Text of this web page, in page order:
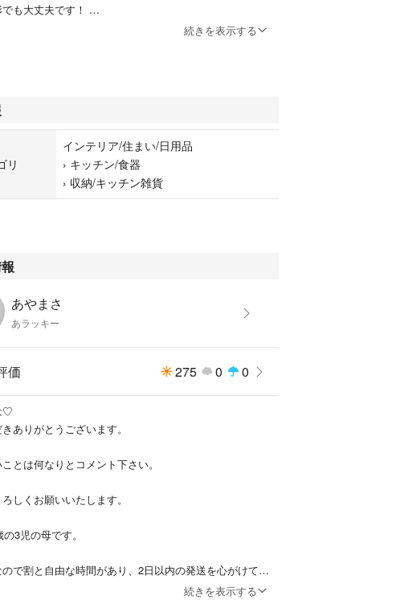
も大丈夫です！
約35㎜
らお選びいただけます♫
ブオイル シーザードレッシング みりん しょうが 鶏がら
グラニュー糖 サラダ油 胡麻ドレッシング はちみつ バタ
味の素 だし サウザンドドレッシング オイスターソース
ローブ ポン酢 しょうゆ ソース ケチャップ コンソメ バジ
薄口しょうゆ ウスターソース 焼き肉のたれ 豆板醤 青の
レッシング 玉ねぎドレッシング 胡麻油 お好み焼きソー
リ 黒こしょう コリアンダー とうかつソース バルサミコ
可能(新規10枚以上変更がある場合は+100円になります)
作成は1種類につき＋100円
兼用 耐光&耐水透明フィルムにレーザープリンターで印刷
続きを表示する
リ
インテリア/住まい/日用品
› キッチン/食器
› 収納/キッチン雑貨
あやまさ
あラッキー
価 275 0 0
♡
ありがとうございます。
とは何なりとコメント下さい。
しくお願いいたします。
3児の母です。
で割と自由な時間があり、2日以内の発送を心がけて参
急病など遅れることもあるかもしれません。続きを表示する